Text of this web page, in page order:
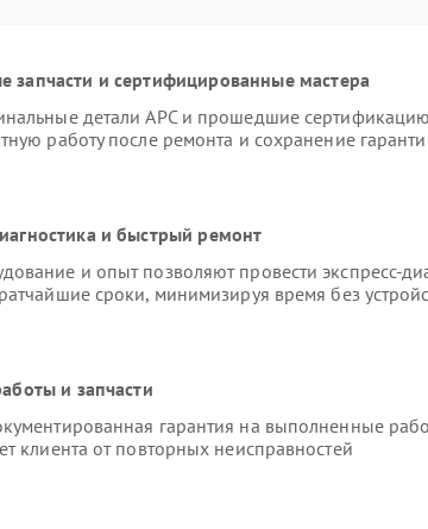
запчасти и сертифицированные мастера
детали APC и прошедшие
работу после ремонта и сохранение
и быстрый ремонт
и опыт позволяют провести экспресс-
сроки, минимизируя время без
и запчасти
гарантия на выполненные
клиента от повторных неисправностей